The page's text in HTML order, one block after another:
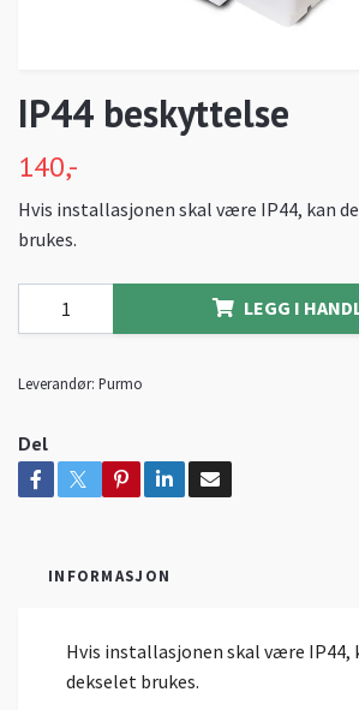
IP44 beskyttelse
140,-
Hvis installasjonen skal være IP44, kan
brukes.
LEGG I
Leverandør: Purmo
Del
INFORMASJON
Hvis installasjonen skal være IP44,
dekselet brukes.